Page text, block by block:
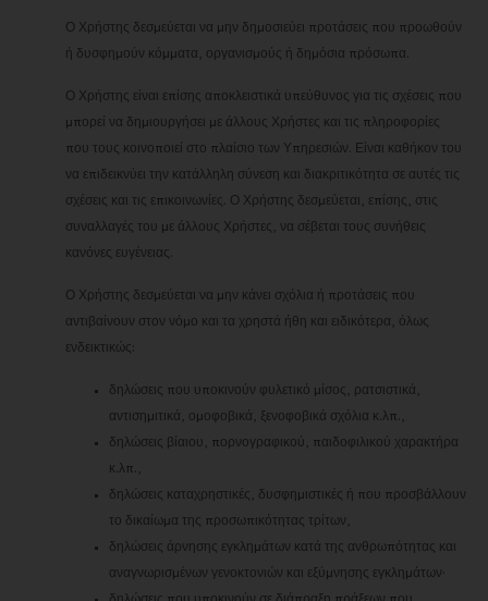
Ο Χρήστης δεσμεύεται να μην δημοσιεύει προτάσεις που προωθούν
ή δυσφημούν κόμματα, οργανισμούς ή δημόσια πρόσωπα.
Ο Χρήστης είναι επίσης αποκλειστικά υπεύθυνος για τις σχέσεις που
μπορεί να δημιουργήσει με άλλους Χρήστες και τις πληροφορίες
που τους κοινοποιεί στο πλαίσιο των Υπηρεσιών. Είναι καθήκον του
να επιδεικνύει την κατάλληλη σύνεση και διακριτικότητα σε αυτές τις
σχέσεις και τις επικοινωνίες. Ο Χρήστης δεσμεύεται, επίσης, στις
συναλλαγές του με άλλους Χρήστες, να σέβεται τους συνήθεις
κανόνες ευγένειας.
Ο Χρήστης δεσμεύεται να μην κάνει σχόλια ή προτάσεις που
αντιβαίνουν στον νόμο και τα χρηστά ήθη και ειδικότερα, όλως
ενδεικτικώς:
δηλώσεις που υποκινούν φυλετικό μίσος, ρατσιστικά,
αντισημιτικά, ομοφοβικά, ξενοφοβικά σχόλια κ.λπ.,
δηλώσεις βίαιου, πορνογραφικού, παιδοφιλικού χαρακτήρα
κ.λπ.,
δηλώσεις καταχρηστικές, δυσφημιστικές ή που προσβάλλουν
το δικαίωμα της προσωπικότητας τρίτων,
δηλώσεις άρνησης εγκλημάτων κατά της ανθρωπότητας και
αναγνωρισμένων γενοκτονιών και εξύμνησης εγκλημάτων·